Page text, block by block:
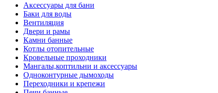
Аксессуары для бани
Баки для воды
Вентиляция
Двери и рамы
Камни банные
Котлы отопительные
Кровельные проходники
Мангалы,коптильни и аксессуары
Одноконтурные дымоходы
Переходники и крепежи